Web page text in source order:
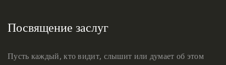
Посвящение заслуг
Пусть каждый, кто видит, слышит или думает об этом